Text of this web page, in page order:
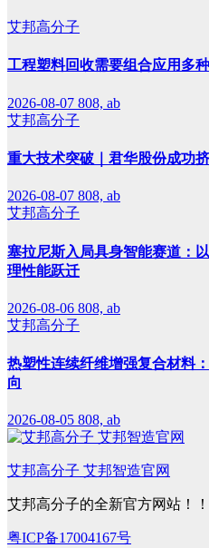
艾邦高分子
工程塑料回收需要组合应用多
2026-08-07 808, ab
艾邦高分子
重大技术突破｜君华股份成功
2026-08-07 808, ab
艾邦高分子
塞拉尼斯入局具身智能赛道：
理性能跃迁
2026-08-06 808, ab
艾邦高分子
热塑性连续纤维增强复合材料
向
2026-08-05 808, ab
艾邦高分子 艾邦智造官网
艾邦高分子的全新官方网站！！
粤ICP备17004167号